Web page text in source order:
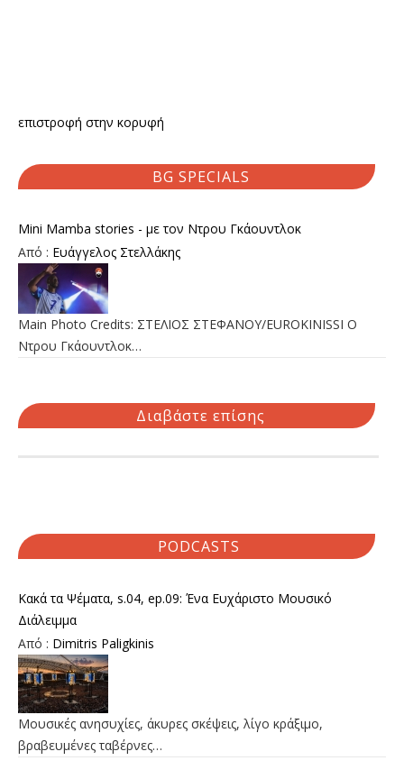
επιστροφή στην κορυφή
BG SPECIALS
Mini Mamba stories - με τον Ντρου Γκάουντλοκ
Από : Ευάγγελος Στελλάκης
Main Photo Credits: ΣΤΕΛΙΟΣ ΣΤΕΦΑΝΟΥ/EUROKINISSI Ο
Ντρου Γκάουντλοκ…
Διαβάστε επίσης
PODCASTS
Κακά τα Ψέματα, s.04, ep.09: Ένα Ευχάριστο Μουσικό
Διάλειμμα
Από : Dimitris Paligkinis
Μουσικές ανησυχίες, άκυρες σκέψεις, λίγο κράξιμο,
βραβευμένες ταβέρνες…